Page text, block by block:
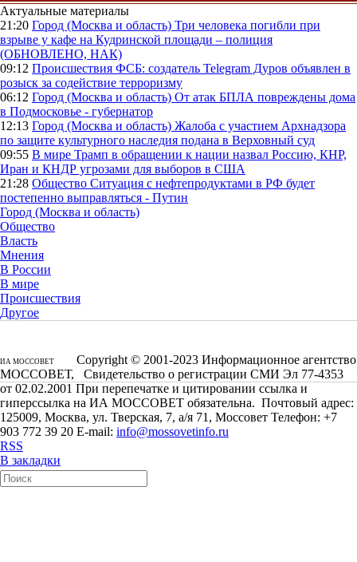
Актуальные материалы
21:20 Город (Москва и область) Три человека погибли при
взрыве у кафе на Кудринской площади – полиция
(ОБНОВЛЕНО, НАК)
09:12 Происшествия ФСБ: создатель Telegram Дуров объявлен в
розыск за содействие терроризму
06:12 Город (Москва и область) От атак БПЛА повреждены дома
в Подмосковье - губернатор
12:13 Город (Москва и область) Жалоба с участием Архнадзора
по защите культурного наследия подана в Верховный суд
09:55 В мире Трамп в обращении к нации назвал Россию, КНР,
Иран и КНДР угрозами для выборов в США
21:28 Общество Ситуация с нефтепродуктами в РФ будет
постепенно выправляться - Путин
Город (Москва и область)
Общество
Власть
Мнения
В России
В мире
Происшествия
Другое
ИА МОССОВЕТ
Copyright © 2001-2023 Информационное агентство
МОССОВЕТ, Свидетельство о регистрации СМИ Эл 77-4353
от 02.02.2001 При перепечатке и цитировании ссылка и
гиперссылка на ИА МОССОВЕТ обязательна. Почтовый адрес:
125009, Москва, ул. Тверская, 7, а/я 71, Моссовет Телефон: +7
903 772 39 20 E-mail: info@mossovetinfo.ru
RSS
В закладки